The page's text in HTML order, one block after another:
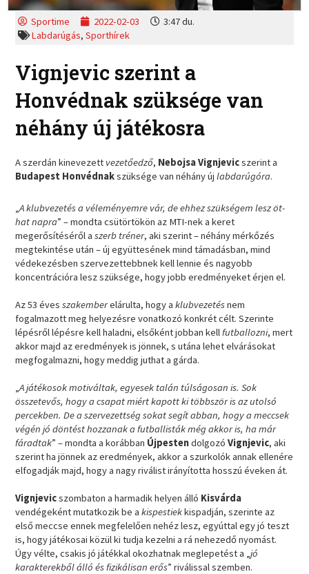
Sportime 2022-02-03
3:47 du.
Labdarúgás,Sporthírek
Vignjevic szerint a
Honvédnak szüksége van
néhány új játékosra
A szerdán kinevezett vezetőedző, Nebojsa Vignjevicszerint a
Budapest Honvédnakszüksége van néhány újlabdarúgóra.
„A klubvezetés a véleményemre vár, de ehhez szükségem lesz öt-
hat napra” – mondta csütörtökön az MTI-nek a keret
megerősítéséről aszerb tréner, aki szerint – néhány mérkőzés
megtekintése után – új együttesének mind támadásban, mind
védekezésben szervezettebbnek kell lennie és nagyobb
koncentrációra lesz szüksége, hogy jobb eredményeket érjen el.
Az 53 évesszakemberelárulta, hogy aklubvezetésnem
fogalmazott meg helyezésre vonatkozó konkrét célt. Szerinte
lépésről lépésre kell haladni, elsőként jobban kellfutballozni, mert
akkor majd az eredmények is jönnek, s utána lehet elvárásokat
megfogalmazni, hogy meddig juthat a gárda.
„A játékosok motiváltak, egyesek talán túlságosan is. Sok
összetevős, hogy a csapat miért kapott ki többször is az utolsó
percekben. De a szervezettség sokat segít abban, hogy a meccsek
végén jó döntést hozzanak a futballisták még akkor is, ha már
fáradtak” – mondta a korábban ÚjpestendolgozóVignjevic, aki
szerint ha jönnek az eredmények, akkor a szurkolók annak ellenére
elfogadják majd, hogy a nagy riválist irányította hosszú éveken át.
Vignjevicszombaton a harmadik helyen álló Kisvárda
vendégeként mutatkozik be akispestiekkispadján, szerinte az
első meccse ennek megfelelően nehéz lesz, egyúttal egy jó teszt
is, hogy játékosai közül ki tudja kezelni a rá nehezedő nyomást.
Úgy vélte, csakis jó játékkal okozhatnak meglepetést a „jó
karakterekből álló és fizikálisan erős” riválissal szemben.